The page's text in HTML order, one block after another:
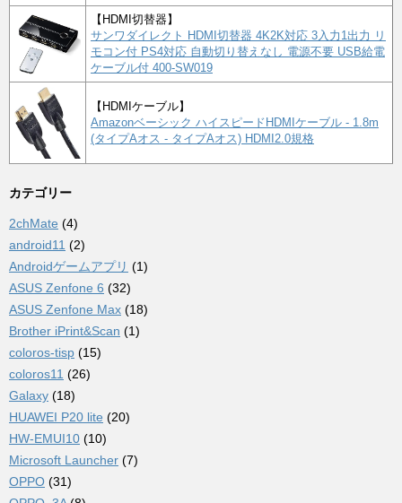
【HDMI切替器】
サンワダイレクト HDMI切替器 4K2K対応 3入力1出力 リ
モコン付 PS4対応 自動切り替えなし 電源不要 USB給電
ケーブル付 400-SW019
【HDMIケーブル】
Amazonベーシック ハイスピードHDMIケーブル - 1.8m
(タイプAオス - タイプAオス) HDMI2.0規格
カテゴリー
2chMate (4)
android11 (2)
Androidゲームアプリ (1)
ASUS Zenfone 6 (32)
ASUS Zenfone Max (18)
Brother iPrint&Scan (1)
coloros-tisp (15)
coloros11 (26)
Galaxy (18)
HUAWEI P20 lite (20)
HW-EMUI10 (10)
Microsoft Launcher (7)
OPPO (31)